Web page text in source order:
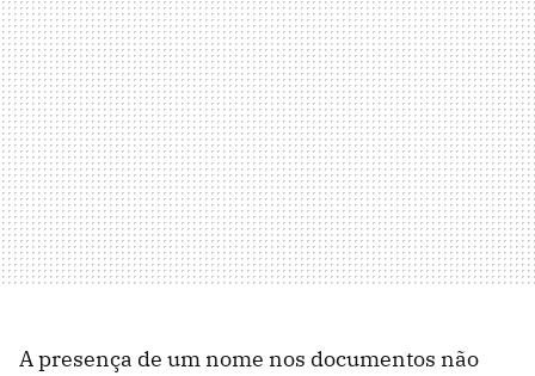
A presença de um nome nos documentos não